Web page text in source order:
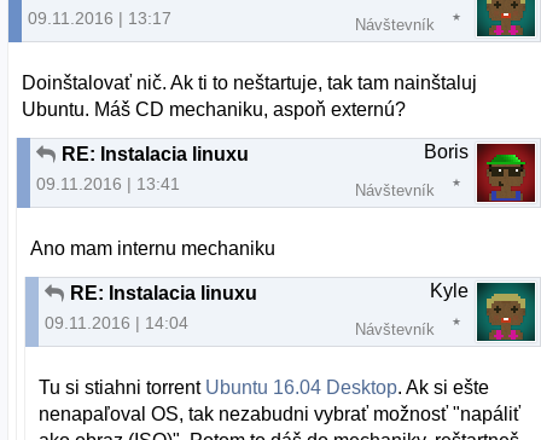
09.11.2016 | 13:17 Návštevník
Doinštalovať nič. Ak ti to neštartuje, tak tam nainštaluj
Ubuntu. Máš CD mechaniku, aspoň externú?
RE: Instalacia linuxu
09.11.2016 | 13:41
Boris
Návštevník
Ano mam internu mechaniku
RE: Instalacia linuxu
09.11.2016 | 14:04
Kyle
Návštevník
Tu si stiahni torrent Ubuntu 16.04 Desktop. Ak si ešte
nenapaľoval OS, tak nezabudni vybrať možnosť "napáliť